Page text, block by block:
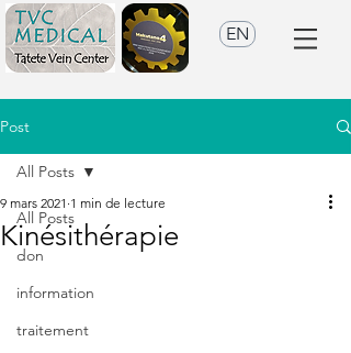
EN
Post
All Posts
don
information
traitement
All Posts
Kinésithérapie
9 mars 2021 1 min de lecture